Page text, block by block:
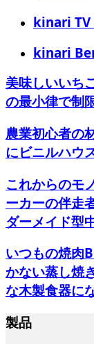
kinari
kinari
美味しいいち
の最小律で制
農業初心者の
にビニルハウ
これからのモ
ーカーの伴走
ダーメイド型
いつもの焼肉
かない蒸し焼
な木製食器に
製品